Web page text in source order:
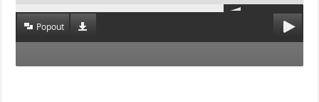
Popout